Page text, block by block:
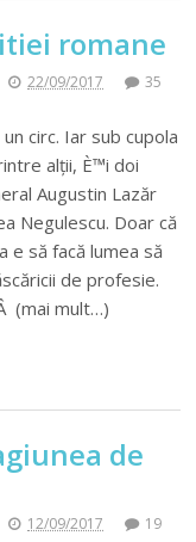
romane
22/09/2017
35
circ. Iar sub cupola
alții, È™i doi
Augustin Lazăr
Negulescu. Doar că
să facă lumea să
de profesie.
(mai mult…)
de
12/09/2017
19